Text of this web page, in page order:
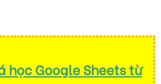
học Google Sheets từ